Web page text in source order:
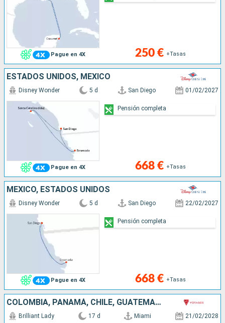
Pague en 4X 250 € +Tasas
ESTADOS UNIDOS, MÉXICO
Pague en 4X
Disney Wonder 5 d San Diego 01/02/2027
668 € +Tasas
Pensión completa
MÉXICO, ESTADOS UNIDOS
Pague en 4X
Disney Wonder 5 d San Diego 22/02/2027
668 € +Tasas
Pensión completa
COLOMBIA, PANAMÁ, CHILE, GUATEMALA, MÉXICO, ESTADOS UNIDOS
Brilliant Lady 17 d Miami 21/02/2028